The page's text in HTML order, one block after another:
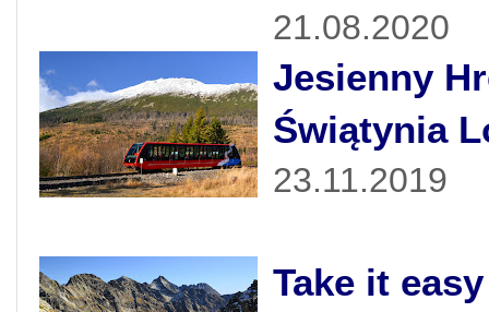
21.08.2020
Jesienny
Świątynia
23.11.2019
Take it